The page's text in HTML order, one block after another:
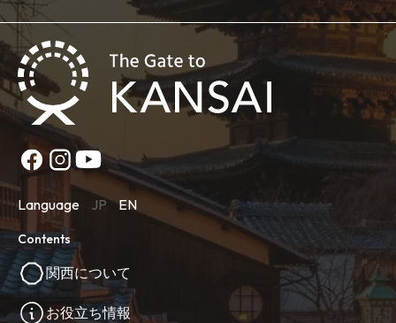
Language JP EN
Contents
関西について
お役立ち情報